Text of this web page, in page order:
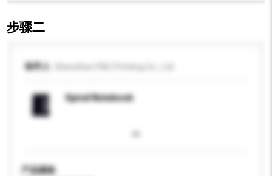
步骤二
收件人
Spiral Notebook
产品规格